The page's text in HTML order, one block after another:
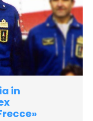
in